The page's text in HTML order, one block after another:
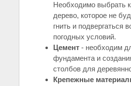
Необходимо выбрать
дерево, которое не
гнить и подвергаться
погодных условий.
Цемент - необходим
фундамента и
столбов для
Крепежные